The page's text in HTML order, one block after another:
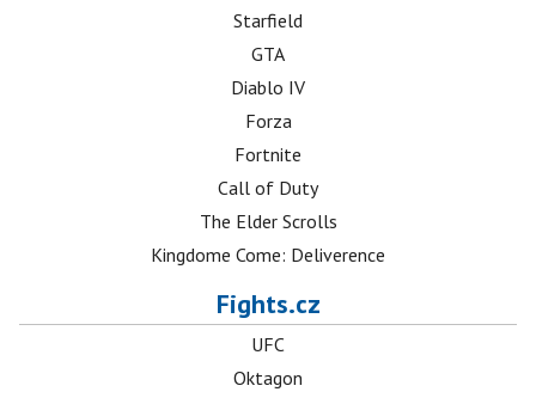
Starfield
GTA
Diablo IV
Forza
Fortnite
Call of Duty
The Elder Scrolls
Kingdome Come: Deliverence
Fights.cz
UFC
Oktagon